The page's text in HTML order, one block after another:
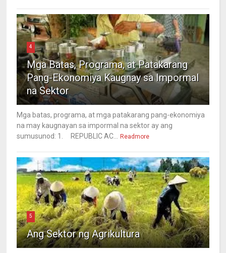
4
Mga Batas, Programa, at Patakarang
Pang-Ekonomiya Kaugnay sa Impormal
na Sektor
Mga batas, programa, at mga patakarang pang-ekonomiya
na may kaugnayan sa impormal na sektor ay ang
sumusunod: 1. REPUBLIC AC...
Readmore
5
Ang Sektor ng Agrikultura